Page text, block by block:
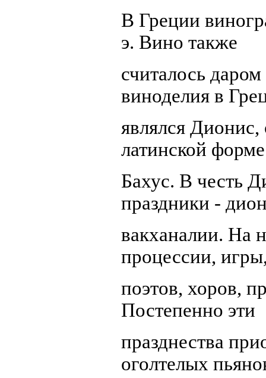
В Греции
э. Вино также
считалось
виноделия в
являлся
латинской
Бахус. В честь
праздники -
вакханалии. На
процессии,
поэтов, хоров,
Постепенно эти
празднества
оголтелых